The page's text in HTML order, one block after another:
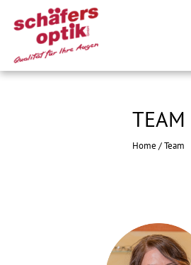
TEAM
Home /Team